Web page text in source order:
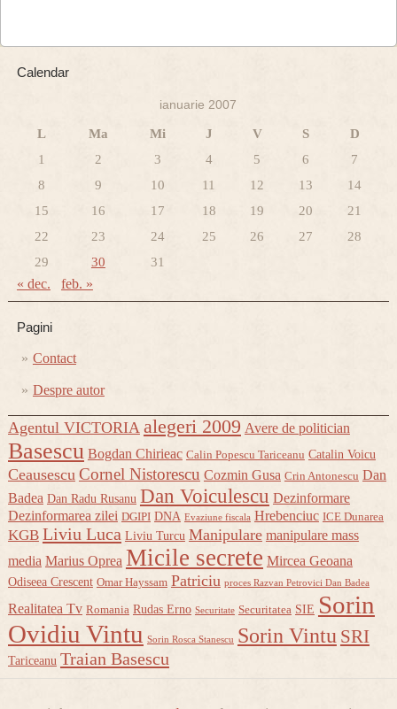
Calendar
ianuarie 2007
L Ma Mi J V S
D
1
2 3 4 5 6
7
8
9 10 11 12 13
14
15
16 17 18 19 20
21
22
23 24 25 26 27
28
29
30 31
« dec. feb. »
Pagini
Contact
Despre autor
Agentul VICTORIA alegeri 2009 Avere de politician
Basescu Bogdan Chirieac Calin Popescu Tariceanu Catalin Voicu
Ceausescu Cornel Nistorescu Cozmin Gusa Crin Antonescu Dan
Badea Dan Radu Rusanu Dan Voiculescu Dezinformare
Dezinformarea zilei DGIPI DNA Evaziune fiscala Hrebenciuc ICE Dunarea
KGB Liviu Luca Liviu Turcu Manipulare manipulare mass
media Marius Oprea Micile secrete Mircea Geoana
Odiseea Crescent Omar Hayssam Patriciu proces Razvan Petrovici Dan Badea
Realitatea Tv Romania Rudas Erno Securitate Securitatea SIE Sorin
Ovidiu Vintu Sorin Rosca Stanescu Sorin Vintu SRI
Tariceanu Traian Basescu